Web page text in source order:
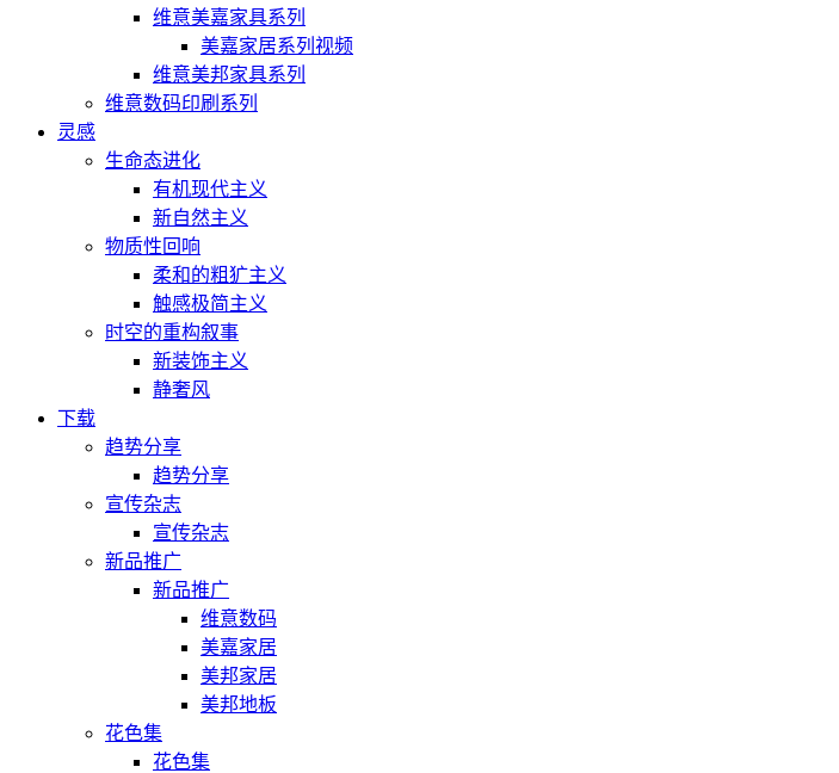
维意美嘉家具系列
美嘉家居系列视频
维意美邦家具系列
维意数码印刷系列
灵感
生命态进化
有机现代主义
新自然主义
物质性回响
柔和的粗犷主义
触感极简主义
时空的重构叙事
新装饰主义
静奢风
下载
趋势分享
趋势分享
宣传杂志
宣传杂志
新品推广
新品推广
维意数码
美嘉家居
美邦家居
美邦地板
花色集
花色集